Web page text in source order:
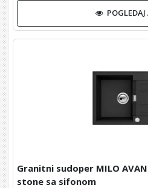
Granitni sudoper MILO
stone sa sifonom